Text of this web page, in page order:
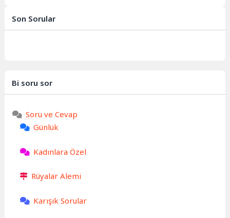
tanıdık bir...
Son Sorular
Bi soru sor
Soru ve Cevap
Günlük
Kadınlara Özel
Rüyalar Alemi
Karışık Sorular